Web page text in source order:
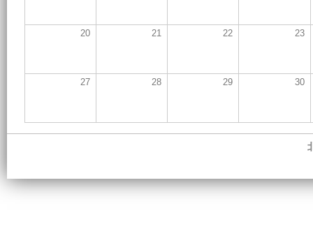
20 21 22 23
27 28 29 30